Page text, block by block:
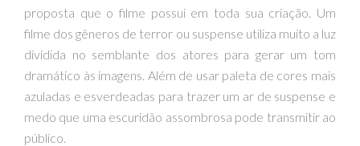
proposta que o filme possui em toda sua criação. Um
filme dos gêneros de terror ou suspense utiliza muito a luz
dividida no semblante dos atores para gerar um tom
dramático às imagens. Além de usar paleta de cores mais
azuladas e esverdeadas para trazer um ar de suspense e
medo que uma escuridão assombrosa pode transmitir ao
público.